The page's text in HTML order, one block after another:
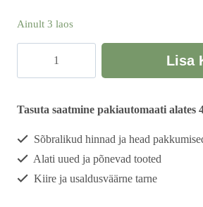
Ainult 3 laos
Lisa
Tasuta saatmine pakiautomaati alates
Sõbralikud hinnad ja head
Alati uued ja põnevad tooted
Kiire ja usaldusväärne tarne